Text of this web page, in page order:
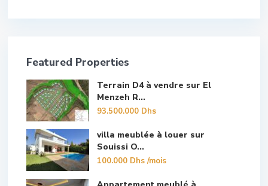
Featured Properties
Terrain D4 à vendre sur El
Menzeh R...
93.500.000 Dhs
villa meublée à louer sur
Souissi O...
100.000 Dhs/mois